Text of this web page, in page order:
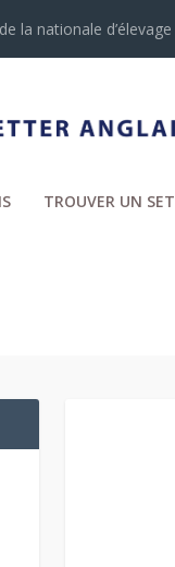
la nationale
TROUVER UN